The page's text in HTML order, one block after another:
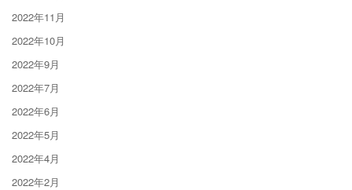
2022年11月
2022年10月
2022年9月
2022年7月
2022年6月
2022年5月
2022年4月
2022年2月